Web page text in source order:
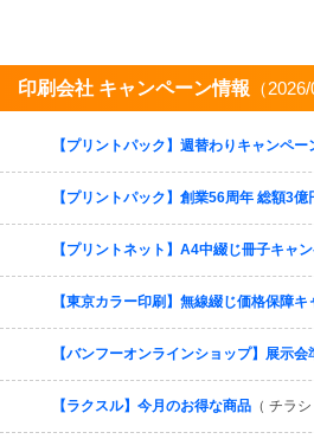
印刷会社 キャンペーン情報 （
【プリントパック】週替わりキャンペー
【プリントパック】創業56周年 総額3
【プリントネット】A4中綴じ冊子キャ
【東京カラー印刷】無線綴じ価格保障キ
【バンフーオンラインショップ】展示
【ラクスル】今月のお得な商品 （ チラ